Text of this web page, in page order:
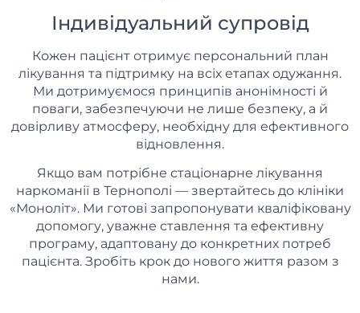
Індивідуальний супровід
Кожен пацієнт отримує персональний план
лікування та підтримку на всіх етапах одужання.
Ми дотримуємося принципів анонімності й
поваги, забезпечуючи не лише безпеку, а й
довірливу атмосферу, необхідну для ефективного
відновлення.
Якщо вам потрібне стаціонарне лікування
наркоманії в Тернополі — звертайтесь до клініки
«Моноліт». Ми готові запропонувати кваліфіковану
допомогу, уважне ставлення та ефективну
програму, адаптовану до конкретних потреб
пацієнта. Зробіть крок до нового життя разом з
нами.